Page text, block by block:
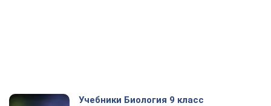
Учебники Биология 9 класс